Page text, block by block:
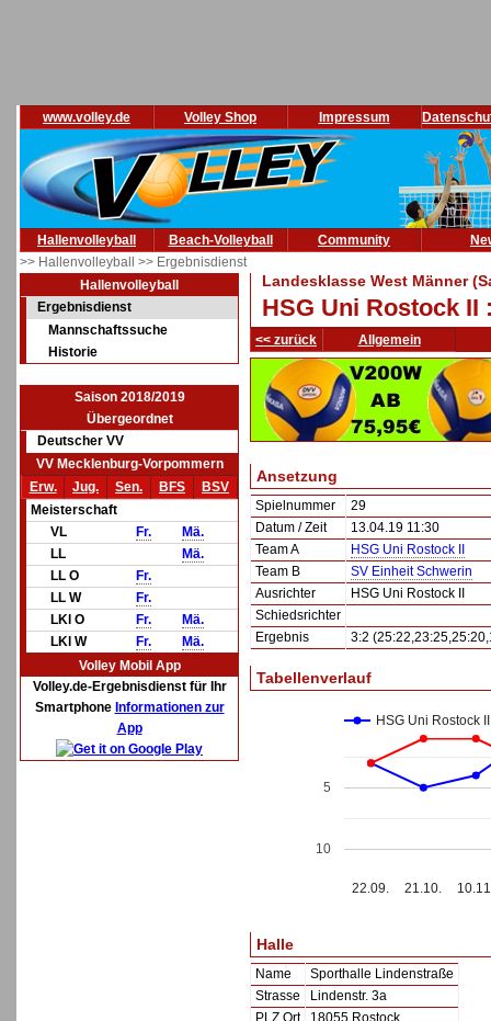
www.volley.de Volley Shop Impressum
Hallenvolleyball Beach-Volleyball Community
>> Hallenvolleyball >> Ergebnisdienst
Hallenvolleyball
Ergebnisdienst
Mannschaftssuche
Historie
Saison 2018/2019
Übergeordnet
Deutscher VV
VV Mecklenburg-Vorpommern
Erw.
Jug. Sen. BFS
BSV
Meisterschaft
VL
Fr.
Mä.
LL
Mä.
LL O
Fr.
LL W
Fr.
LKl O
Fr.
Mä.
LKl W
Fr.
Mä.
Volley Mobil App
Volley.de-Ergebnisdienst für Ihr
Smartphone Informationen zur
App
Landesklasse West Männer
HSG Uni Rostock
<< zurück Allgemein
Ansetzung
Spielnummer
29
Datum / Zeit
13.04.19 11:30
Team A
HSG Uni Rostock II
Team B
SV Einheit Schwerin
Ausrichter
HSG Uni Rostock II
Schiedsrichter
Ergebnis
3:2
Tabellenverlauf
HSG Uni Rostock II
22.09. 21.10.
5
10
Halle
Name
Sporthalle Lindenstraße
Strasse
Lindenstr. 3a
PLZ Ort
18055 Rostock